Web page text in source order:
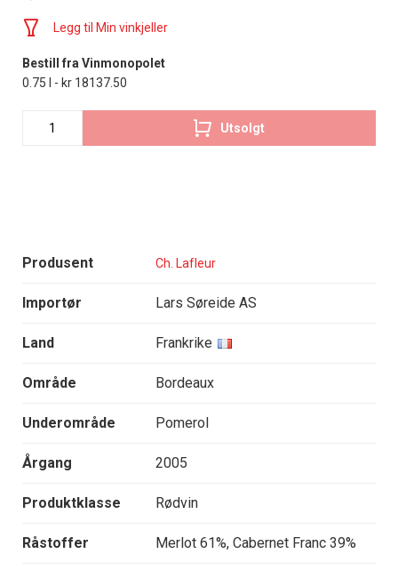
Produsent Ch. Lafleur
Importør Lars Søreide AS
Land Frankrike
Område Bordeaux
Underområde Pomerol
Årgang 2005
Produktklasse Rødvin
Råstoffer Merlot 61%, Cabernet Franc 39%
Legg til Min vinkjeller
Bestill fra Vinmonopolet
0.75 l - kr 18137.50
Utsolgt